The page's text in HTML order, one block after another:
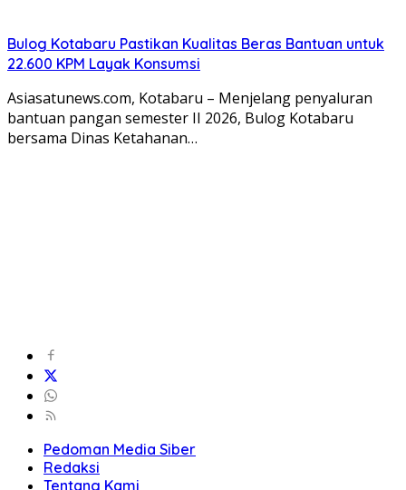
Bulog Kotabaru Pastikan Kualitas Beras Bantuan untuk
22.600 KPM Layak Konsumsi
Asiasatunews.com, Kotabaru – Menjelang penyaluran
bantuan pangan semester II 2026, Bulog Kotabaru
bersama Dinas Ketahanan…
Pedoman Media Siber
Redaksi
Tentang Kami